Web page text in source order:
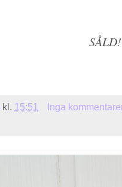
SÅLD!
kl. 15:51
Inga